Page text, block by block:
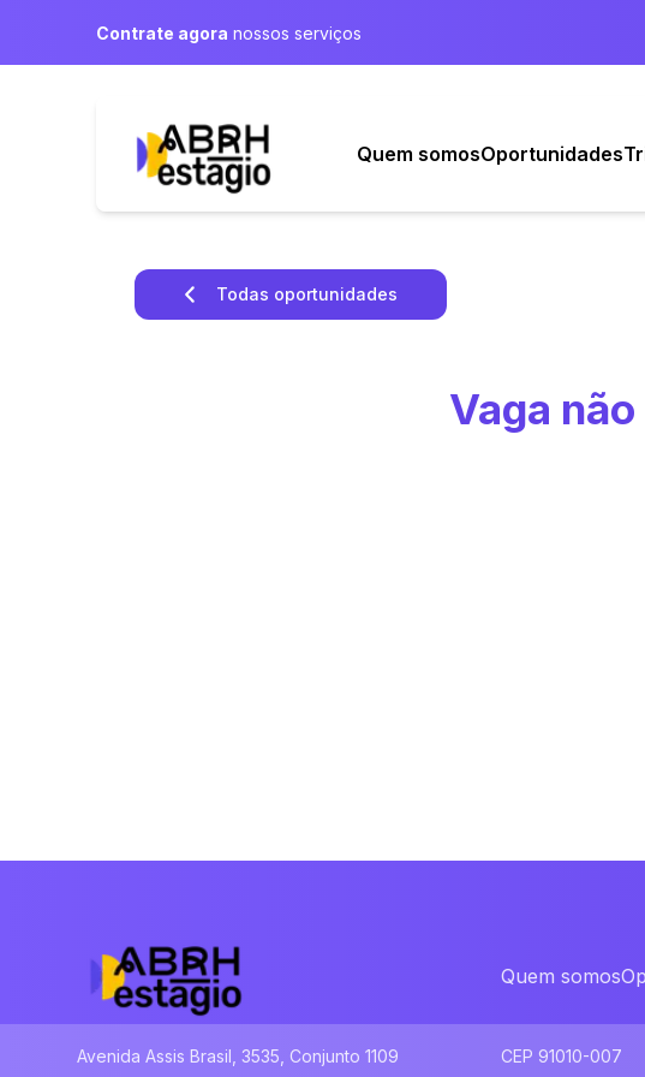
Contrate agora nossos serviços
Quem somosOportunidades
Todas oportunidades
Vaga
Quem somos
Avenida Assis Brasil, 3535, Conjunto 1109 CEP 91010-007